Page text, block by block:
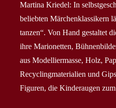
Martina Kriedel: In
beliebten Märchenklassikern
tanzen“. Von Hand gestaltet
ihre Marionetten,
aus Modelliermasse, Holz,
Recyclingmaterialien und
Figuren, die Kinderaugen